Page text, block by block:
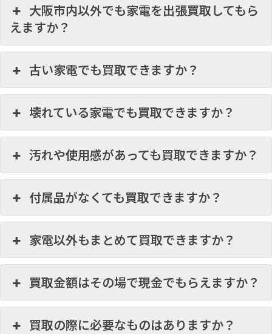
大阪市内以外でも家電を出張買取してもら
えますか？
古い家電でも買取できますか？
壊れている家電でも買取できますか？
汚れや使用感があっても買取できますか？
付属品がなくても買取できますか？
家電以外もまとめて買取できますか？
買取金額はその場で現金でもらえますか？
買取の際に必要なものはありますか？